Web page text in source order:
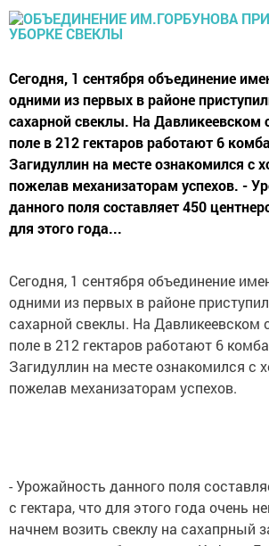
Сегодня, 1 сентября объединение
одними из первых в районе
сахарной свеклы. На Давликеевском
поле в 212 гектаров работают 6
Загидуллин на месте ознакомился с
пожелав механизаторам успехов. -
данного поля составляет 450
для этого года...
Сегодня, 1 сентября объединение
одними из первых в районе
сахарной свеклы. На Давликеевском
поле в 212 гектаров работают 6
Загидуллин на месте ознакомился с
пожелав механизаторам успехов.
- Урожайность данного поля
с гектара, что для этого года очень
начнем возить свеклу на сахапрный